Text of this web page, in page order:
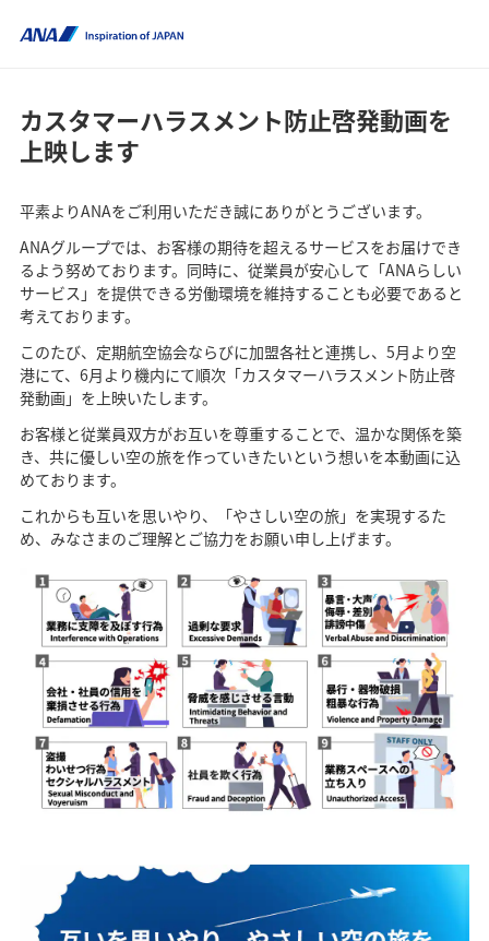
カスタマーハラスメント防止啓発動画を
上映します
平素よりANAをご利用いただき誠にありがとうございます。
ANAグループでは、お客様の期待を超えるサービスをお届けでき
るよう努めております。同時に、従業員が安心して「ANAらしい
サービス」を提供できる労働環境を維持することも必要であると
考えております。
このたび、定期航空協会ならびに加盟各社と連携し、5月より空
港にて、6月より機内にて順次「カスタマーハラスメント防止啓
発動画」を上映いたします。
お客様と従業員双方がお互いを尊重することで、温かな関係を築
き、共に優しい空の旅を作っていきたいという想いを本動画に込
めております。
これからも互いを思いやり、「やさしい空の旅」を実現するた
め、みなさまのご理解とご協力をお願い申し上げます。